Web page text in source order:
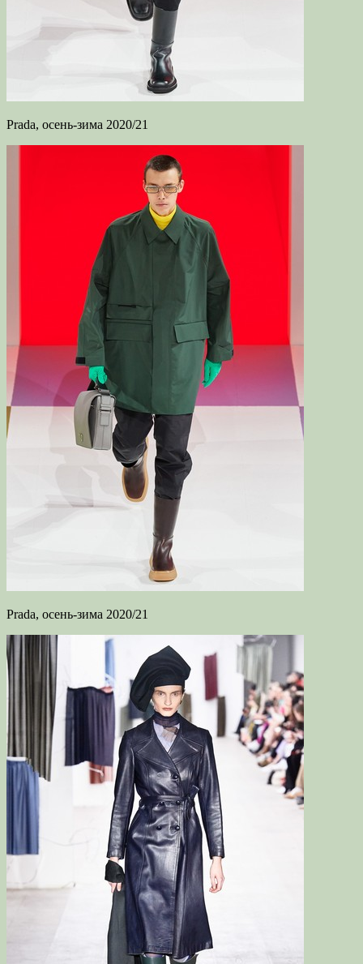
Prada, осень-зима 2020/21
Prada, осень-зима 2020/21